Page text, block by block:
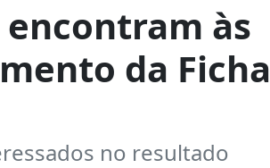
às
da Ficha
no resultado